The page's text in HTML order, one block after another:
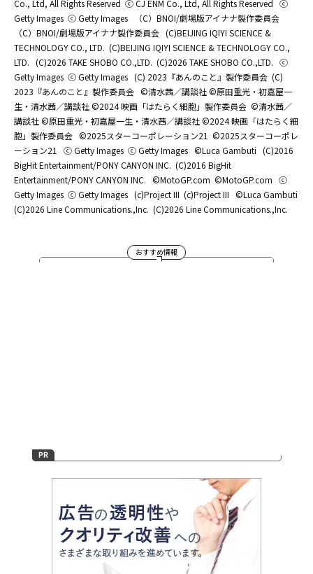
Co., Ltd, All Rights Reserved ⓒ CJ ENM Co., Ltd, All Rights Reserved
ⓒ
Getty Images ⓒ Getty Images
（C）BNOI/劇場版アイナナ製作委員会
（C）BNOI/劇場版アイナナ製作委員会 (C)BEIJING IQIYI SCIENCE &
TECHNOLOGY CO., LTD. (C)BEIJING IQIYI SCIENCE & TECHNOLOGY CO.,
LTD. (C)2026 TAKE SHOBO CO.,LTD. (C)2026 TAKE SHOBO CO.,LTD. ⓒ
Getty Images ⓒ Getty Images (C) 2023『あんのこと』製作委員会 (C)
2023『あんのこと』製作委員会 ©清水茜／講談社 ©原田重光・初嘉屋一
生・清水茜／講談社 ©2024 映画「はたらく細胞」製作委員会 ©清水茜／
講談社 ©原田重光・初嘉屋一生・清水茜／講談社 ©2024 映画「はたらく細
胞」製作委員会 ©2025スターコーポレーション21 ©2025スターコーポレ
ーション21
ⓒ Getty Images ⓒ Getty Images ©Luca Gambuti (C)2016
BigHit Entertainment/PONY CANYON INC. (C)2016 BigHit
Entertainment/PONY CANYON INC. ©MotoGP.com ©MotoGP.com ⓒ
Getty Images ⓒ Getty Images (c)Project III (c)Project III ©Luca Gambuti
(C)2026 Line Communications.,Inc. (C)2026 Line Communications.,Inc.
おすすめ情報